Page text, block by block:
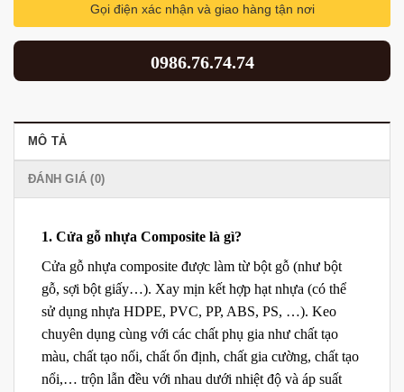
Gọi điện xác nhận và giao hàng tận nơi
0986.76.74.74
MÔ TẢ
ĐÁNH GIÁ (0)
1. Cửa gỗ nhựa Composite là gì?
Cửa gỗ nhựa composite được làm từ bột gỗ (như bột
gỗ, sợi bột giấy…). Xay mịn kết hợp hạt nhựa (có thể
sử dụng nhựa HDPE, PVC, PP, ABS, PS, …). Keo
chuyên dụng cùng với các chất phụ gia như chất tạo
màu, chất tạo nối, chất ổn định, chất gia cường, chất tạo
nổi,… trộn lẫn đều với nhau dưới nhiệt độ và áp suất